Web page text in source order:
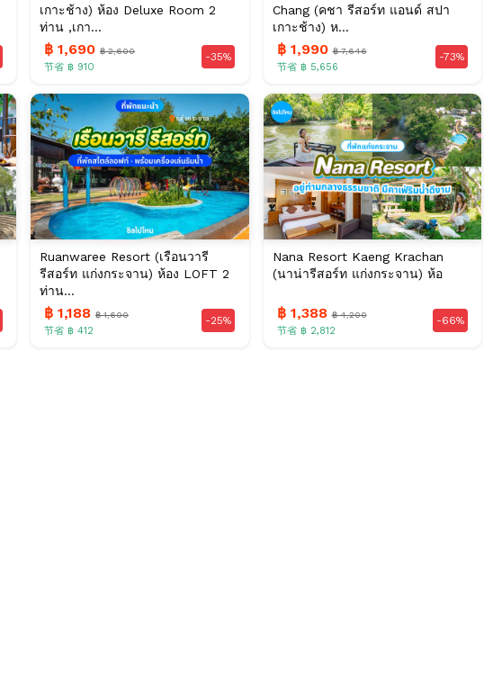
เกาะช้าง) ห้อง Deluxe Room 2
ท่าน ,เกา...
฿ 1,690 ฿ 2,600
节省 ฿ 910
-35%
Chang (คชา รีสอร์ท แอนด์ สปา
เกาะช้าง) ห...
฿ 1,990฿ 7,646
节省 ฿ 5,656
-73%
Ruanwaree Resort (เรือนวารี
รีสอร์ท แก่งกระจาน) ห้อง LOFT 2
ท่าน...
฿ 1,188 ฿ 1,600
节省 ฿ 412
-25%
Nana Resort Kaeng Krachan
(นาน่ารีสอร์ท แก่งกระจาน) ห้อ
฿ 1,388฿ 4,200
节省 ฿ 2,812
-66%